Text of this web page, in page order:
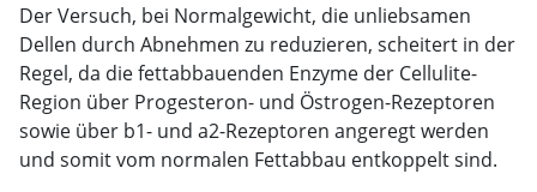
Der Versuch, bei Normalgewicht, die unliebsamen
Dellen durch Abnehmen zu reduzieren, scheitert in der
Regel, da die fettabbauenden Enzyme der Cellulite-
Region über Progesteron- und Östrogen-Rezeptoren
sowie über b1- und a2-Rezeptoren angeregt werden
und somit vom normalen Fettabbau entkoppelt sind.